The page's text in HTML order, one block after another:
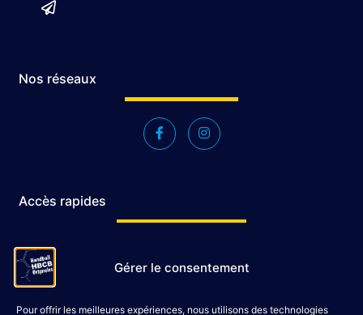
Gérer le consentement
Pour offrir les meilleures expériences, nous utilisons des technologies
Nos réseaux
Accès rapides
Le Club